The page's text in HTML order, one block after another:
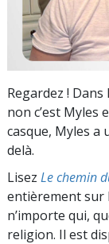
Regardez ! Dans
non c’est Myles
casque, Myles a
delà.
Lisez Le chemin
entièrement sur
n’importe qui,
religion. Il est